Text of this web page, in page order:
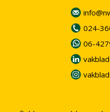
024-
06-